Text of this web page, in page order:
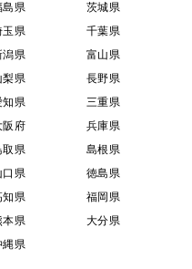
島県
茨城県
玉県
千葉県
潟県
富山県
梨県
長野県
知県
三重県
阪府
兵庫県
取県
島根県
口県
徳島県
知県
福岡県
本県
大分県
縄県